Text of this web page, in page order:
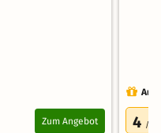
Zum Angebot 4 /5.0